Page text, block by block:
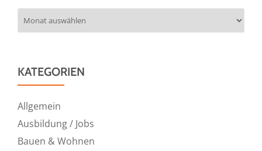
KATEGORIEN
Allgemein
Ausbildung / Jobs
Bauen & Wohnen